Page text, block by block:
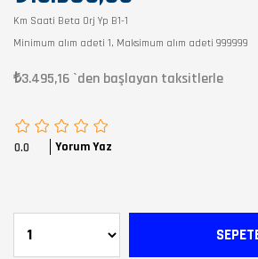
Km Saati Beta Orj Yp B1-1
Minimum alım adeti 1, Maksimum alım adeti 999999
₺3.495,16 `den başlayan taksitlerle
0.0 Yorum Yaz